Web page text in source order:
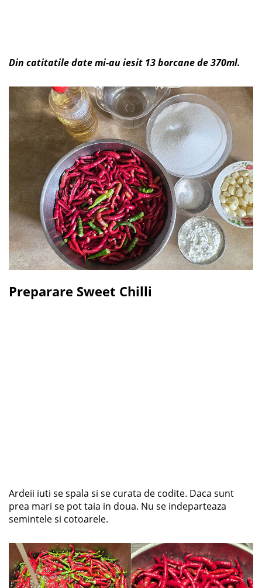
Din catitatile date mi-au iesit 13 borcane de 370ml.
Preparare Sweet Chilli
Ardeii iuti se spala si se curata de codite. Daca sunt
prea mari se pot taia in doua. Nu se indeparteaza
semintele si cotoarele.